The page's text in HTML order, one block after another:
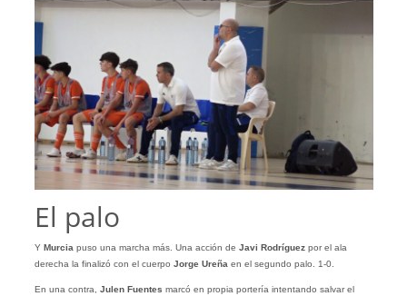
El palo
Y Murcia puso una marcha más. Una acción de Javi Rodríguezpor el ala
derecha la finalizó con el cuerpo Jorge Ureña en el segundo palo. 1-0.
En una contra, Julen Fuentes marcó en propia portería intentando salvar el